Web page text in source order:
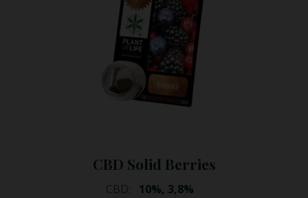
CBD Solid Kiwi
CBD:
10%, 3,8%